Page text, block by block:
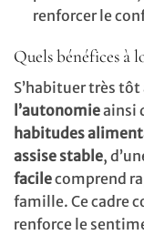
renforcer le
Quels bénéfices à
S’habituer très
l’autonomieainsi
habitudes
assise stable,
facilecomprend
famille. Ce cadre
renforce le